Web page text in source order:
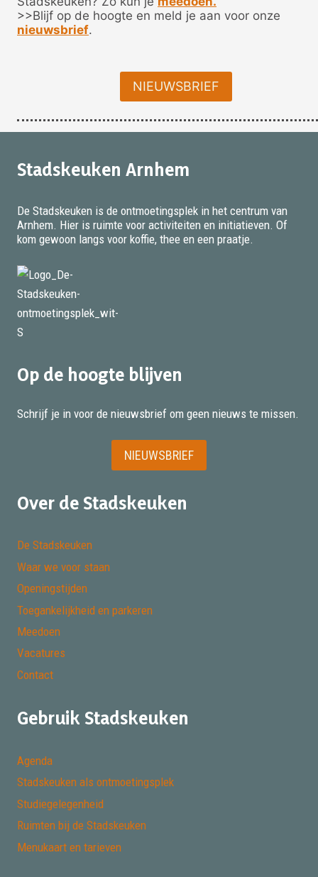
>>Blijf op de hoogte en meld je aan voor onze
nieuwsbrief.
NIEUWSBRIEF
Stadskeuken Arnhem
De Stadskeuken is de ontmoetingsplek in het centrum van
Arnhem. Hier is ruimte voor activiteiten en initiatieven. Of
kom gewoon langs voor koffie, thee en een praatje.
Op de hoogte blijven
Schrijf je in voor de nieuwsbrief om geen nieuws te missen.
NIEUWSBRIEF
Over de Stadskeuken
De Stadskeuken
Waar we voor staan
Openingstijden
Toegankelijkheid en parkeren
Meedoen
Vacatures
Contact
Gebruik Stadskeuken
Agenda
Stadskeuken als ontmoetingsplek
Studiegelegenheid
Ruimten bij de Stadskeuken
Menukaart en tarieven